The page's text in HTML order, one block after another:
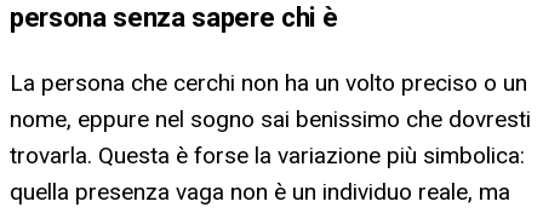
persona senza sapere chi è
La persona che cerchi non ha un volto preciso o un
nome, eppure nel sogno sai benissimo che dovresti
trovarla. Questa è forse la variazione più simbolica:
quella presenza vaga non è un individuo reale, ma